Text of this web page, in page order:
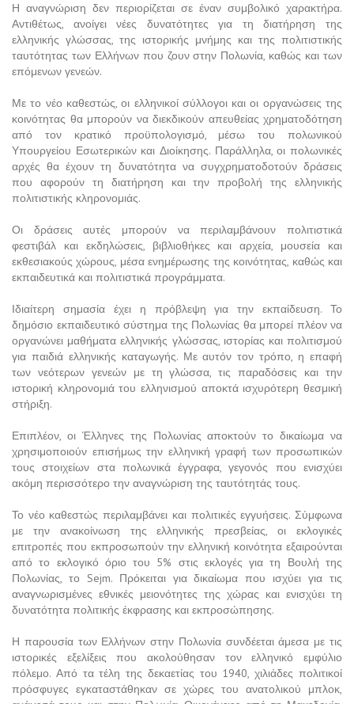
Η αναγνώριση δεν περιορίζεται σε έναν συμβολικό χαρακτήρα.
Αντιθέτως, ανοίγει νέες δυνατότητες για τη διατήρηση της
ελληνικής γλώσσας, της ιστορικής μνήμης και της πολιτιστικής
ταυτότητας των Ελλήνων που ζουν στην Πολωνία, καθώς και των
επόμενων γενεών.
Με το νέο καθεστώς, οι ελληνικοί σύλλογοι και οι οργανώσεις της
κοινότητας θα μπορούν να διεκδικούν απευθείας χρηματοδότηση
από τον κρατικό προϋπολογισμό, μέσω του πολωνικού
Υπουργείου Εσωτερικών και Διοίκησης. Παράλληλα, οι πολωνικές
αρχές θα έχουν τη δυνατότητα να συγχρηματοδοτούν δράσεις
που αφορούν τη διατήρηση και την προβολή της ελληνικής
πολιτιστικής κληρονομιάς.
Οι δράσεις αυτές μπορούν να περιλαμβάνουν πολιτιστικά
φεστιβάλ και εκδηλώσεις, βιβλιοθήκες και αρχεία, μουσεία και
εκθεσιακούς χώρους, μέσα ενημέρωσης της κοινότητας, καθώς και
εκπαιδευτικά και πολιτιστικά προγράμματα.
Ιδιαίτερη σημασία έχει η πρόβλεψη για την εκπαίδευση. Το
δημόσιο εκπαιδευτικό σύστημα της Πολωνίας θα μπορεί πλέον να
οργανώνει μαθήματα ελληνικής γλώσσας, ιστορίας και πολιτισμού
για παιδιά ελληνικής καταγωγής. Με αυτόν τον τρόπο, η επαφή
των νεότερων γενεών με τη γλώσσα, τις παραδόσεις και την
ιστορική κληρονομιά του ελληνισμού αποκτά ισχυρότερη θεσμική
στήριξη.
Επιπλέον, οι Έλληνες της Πολωνίας αποκτούν το δικαίωμα να
χρησιμοποιούν επισήμως την ελληνική γραφή των προσωπικών
τους στοιχείων στα πολωνικά έγγραφα, γεγονός που ενισχύει
ακόμη περισσότερο την αναγνώριση της ταυτότητάς τους.
Το νέο καθεστώς περιλαμβάνει και πολιτικές εγγυήσεις. Σύμφωνα
με την ανακοίνωση της ελληνικής πρεσβείας, οι εκλογικές
επιτροπές που εκπροσωπούν την ελληνική κοινότητα εξαιρούνται
από το εκλογικό όριο του 5% στις εκλογές για τη Βουλή της
Πολωνίας, το Sejm. Πρόκειται για δικαίωμα που ισχύει για τις
αναγνωρισμένες εθνικές μειονότητες της χώρας και ενισχύει τη
δυνατότητα πολιτικής έκφρασης και εκπροσώπησης.
Η παρουσία των Ελλήνων στην Πολωνία συνδέεται άμεσα με τις
ιστορικές εξελίξεις που ακολούθησαν τον ελληνικό εμφύλιο
πόλεμο. Από τα τέλη της δεκαετίας του 1940, χιλιάδες πολιτικοί
πρόσφυγες εγκαταστάθηκαν σε χώρες του ανατολικού μπλοκ,